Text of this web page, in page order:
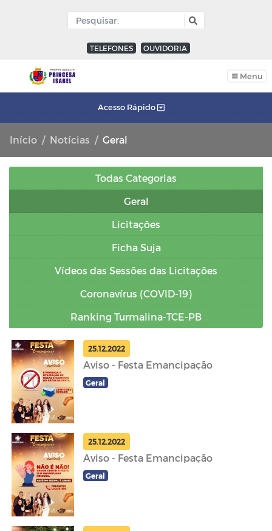
TELEFONES OUVIDORIA
Menu
Acesso Rápido
Início Notícias Geral
Todas Categorias
Geral
Licitações
Ficha Suja
Vídeos das Sessões das Licitações
Coronavírus (COVID-19)
Ranking Turmalina-TCE-PB
25.12.2022
Aviso - Festa Emancipação
Geral
25.12.2022
Aviso - Festa Emancipação
Geral